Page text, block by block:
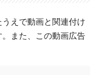
えで動画と関連付け
また、この動画広告